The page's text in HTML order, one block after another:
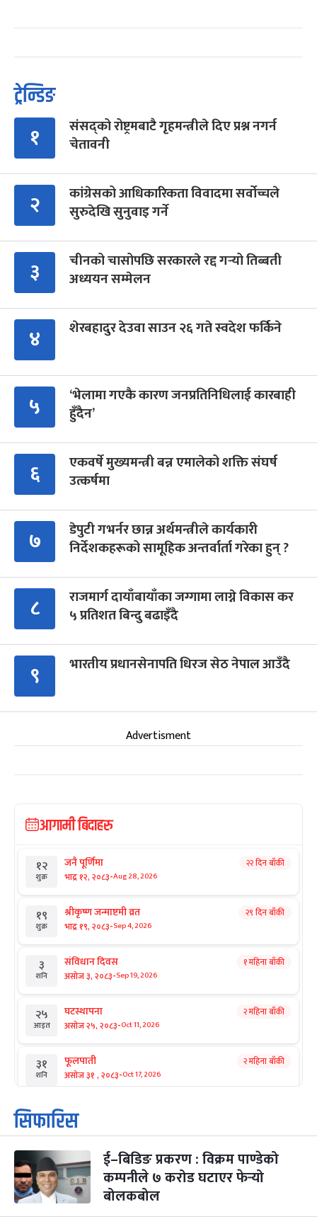
ट्रेन्डिङ
१
संसद्को रोष्ट्रमबाटै गृहमन्त्रीले दिए प्रश्न नगर्न
चेतावनी
२
कांग्रेसको आधिकारिकता विवादमा सर्वोच्चले
सुरुदेखि सुनुवाइ गर्ने
३
चीनको चासोपछि सरकारले रद्द गर्‍यो तिब्बती
अध्ययन सम्मेलन
४ शेरबहादुर देउवा साउन २६ गते स्वदेश फर्किने
५
‘भेलामा गएकै कारण जनप्रतिनिधिलाई कारबाही
हुँदैन’
६
एकवर्षे मुख्यमन्त्री बन्न एमालेको शक्ति संघर्ष
उत्कर्षमा
७
डेपुटी गभर्नर छान्न अर्थमन्त्रीले कार्यकारी
निर्देशकहरूको सामूहिक अन्तर्वार्ता गरेका हुन् ?
८
राजमार्ग दायाँबायाँका जग्गामा लाग्ने विकास कर
५ प्रतिशत बिन्दु बढाइँदै
९ भारतीय प्रधानसेनापति धिरज सेठ नेपाल आउँदै
Advertisment
आगामी बिदाहरु
१२
शुक्र
जनै पूर्णिमा
भाद्र १२, २०८३-Aug 28, 2026
२२ दिन बाँकी
१९
शुक्र
श्रीकृष्ण जन्माष्टमी व्रत
भाद्र १९, २०८३-Sep 4, 2026
२९ दिन बाँकी
३
शनि
संविधान दिवस
असोज ३, २०८३-Sep 19, 2026
१ महिना बाँकी
२५
आइत
घटस्थापना
असोज २५, २०८३-Oct 11, 2026
२ महिना बाँकी
३१
शनि
फूलपाती
असोज ३१ , २०८३-Oct 17, 2026
२ महिना बाँकी
१
आइत
कार्तिक सङ्क्रान्ति
कार्तिक १, २०८३
३
मंगल
महानवमी
कार्तिक ३, २०८३-Oct 20, 2026
२ महिना बाँकी
४
सिफारिस
ई–बिडिङ प्रकरण : विक्रम पाण्डेको
कम्पनीले ७ करोड घटाएर फेर्‍यो
बोलकबोल